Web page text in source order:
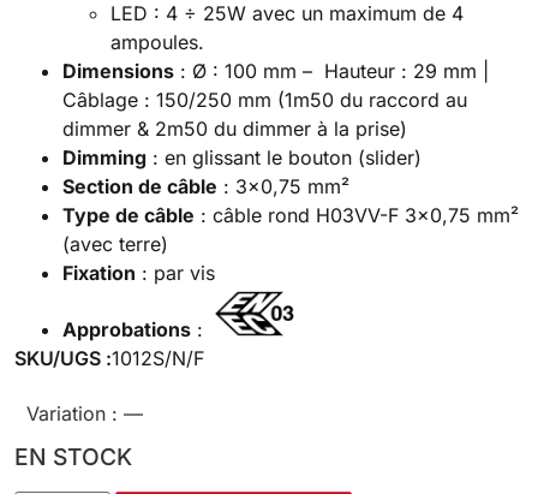
LED : 4 ÷ 25W avec un maximum de 4
ampoules.
Dimensions : Ø : 100 mm – Hauteur : 29 mm |
Câblage : 150/250 mm (1m50 du raccord au
dimmer & 2m50 du dimmer à la prise)
Dimming : en glissant le bouton (slider)
Section de câble : 3×0,75 mm²
Type de câble : câble rond H03VV-F 3×0,75 mm²
(avec terre)
Fixation : par vis
Approbations :
SKU/UGS :1012S/N/F
Variation : —
EN STOCK